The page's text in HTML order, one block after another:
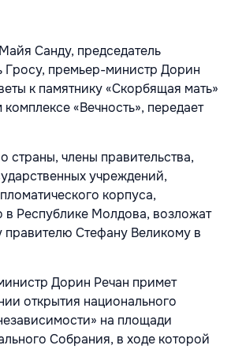
Санду, председатель
Гросу, премьер-министр Дорин
к памятнику «Скорбящая мать»
«Вечность», передает
страны, члены правительства,
учреждений,
корпуса,
в Республике Молдова, возложат
правителю Стефану Великому в
Дорин Речан примет
открытия национального
на площади
Собрания, в ходе которой